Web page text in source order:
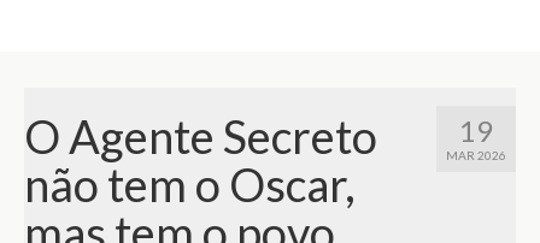
19
MAR 2026
O Agente Secreto
não tem o Oscar,